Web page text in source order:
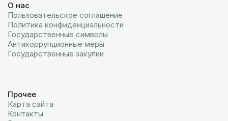
О нас
Пользовательское соглашение
Политика конфиденциальности
Государственные символы
Антикоррупционные меры
Государственные закупки
Прочее
Карта сайта
Контакты